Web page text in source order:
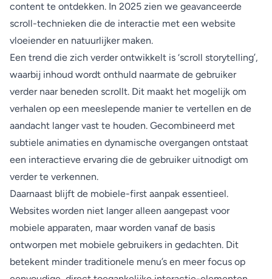
content te ontdekken. In 2025 zien we geavanceerde
scroll-technieken die de interactie met een website
vloeiender en natuurlijker maken.
Een trend die zich verder ontwikkelt is ‘scroll storytelling’,
waarbij inhoud wordt onthuld naarmate de gebruiker
verder naar beneden scrollt. Dit maakt het mogelijk om
verhalen op een meeslepende manier te vertellen en de
aandacht langer vast te houden. Gecombineerd met
subtiele animaties en dynamische overgangen ontstaat
een interactieve ervaring die de gebruiker uitnodigt om
verder te verkennen.
Daarnaast blijft de mobiele-first aanpak essentieel.
Websites worden niet langer alleen aangepast voor
mobiele apparaten, maar worden vanaf de basis
ontworpen met mobiele gebruikers in gedachten. Dit
betekent minder traditionele menu’s en meer focus op